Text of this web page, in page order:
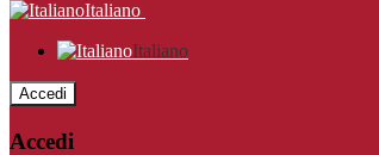
Italiano
Italiano
Accedi
Accedi